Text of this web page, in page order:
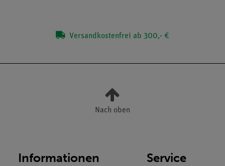
Versandkostenfrei ab 300,- €
Nach oben
Informationen Service